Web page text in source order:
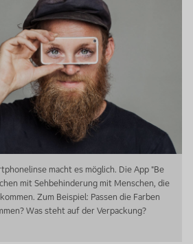
linse macht es möglich. DieApp "Be
mit Sehbehinderung mit Menschen, die
Zum Beispiel: Passen die Farben
Was steht auf der Verpackung?